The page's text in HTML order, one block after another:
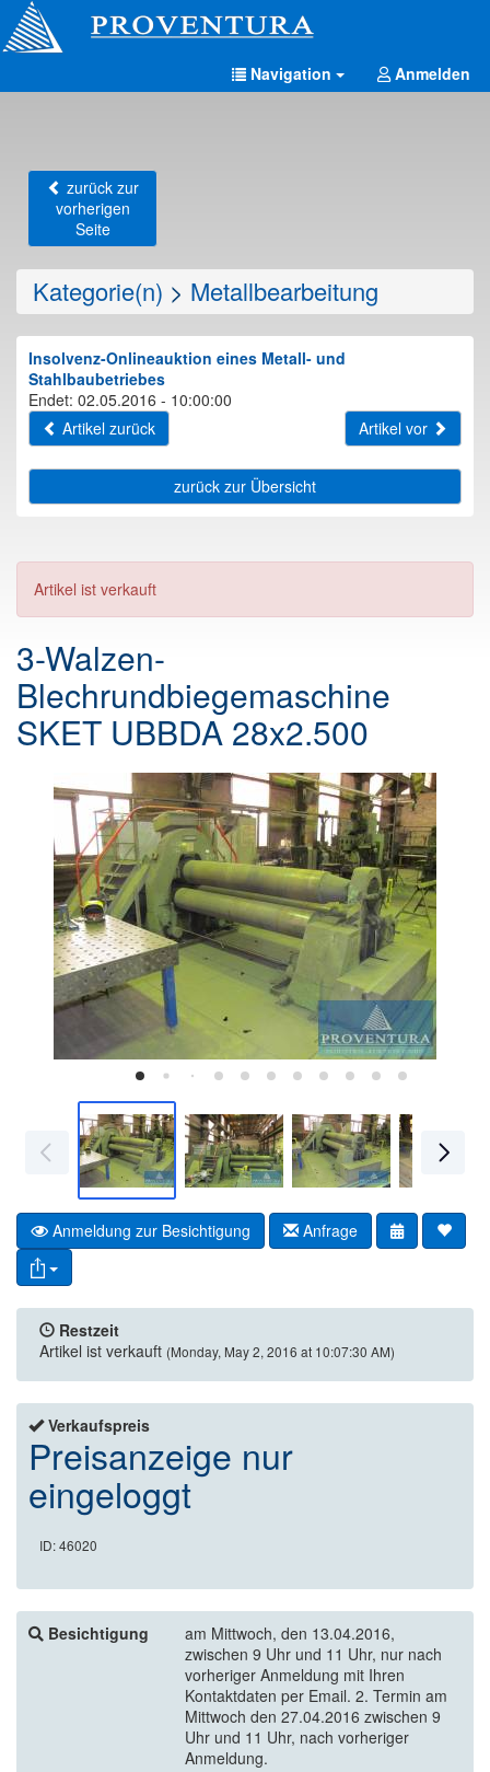
Navigation Anmelden
zurück zur
vorherigen
Seite
Kategorie(n) > Metallbearbeitung
Insolvenz-Onlineauktion eines Metall- und
Stahlbaubetriebes
Endet: 02.05.2016 - 10:00:00
Artikel zurück
Artikel vor
zurück zur Übersicht
Artikel ist verkauft
3-Walzen-
Blechrundbiegemaschine
SKET UBBDA 28x2.500
Anmeldung zur Besichtigung Anfrage
Restzeit
Artikel ist verkauft (Monday, May 2, 2016 at 10:07:30 AM)
Verkaufspreis
Preisanzeige nur
eingeloggt
ID: 46020
Besichtigung
am Mittwoch, den 13.04.2016,
zwischen 9 Uhr und 11 Uhr, nur nach
vorheriger Anmeldung mit Ihren
Kontaktdaten per Email. 2. Termin am
Mittwoch den 27.04.2016 zwischen 9
Uhr und 11 Uhr, nach vorheriger
Anmeldung.